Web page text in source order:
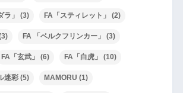
」 (3) FA「スティレット」 (2)
FA 「ベルクフリンカー」 (3)
FA「玄武」 (6) FA「白虎」 (10)
迷彩(5) MAMORU (1)